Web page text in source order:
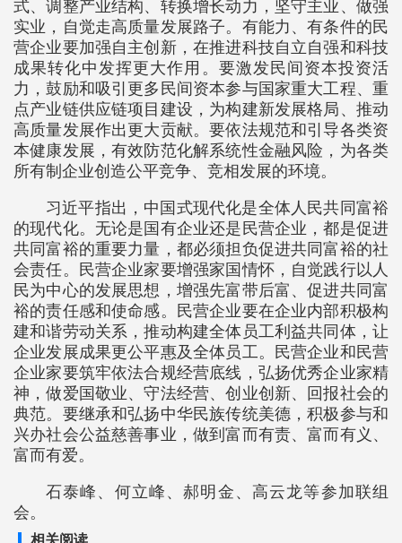
式、调整产业结构、转换增长动力，坚守主业、做强
实业，自觉走高质量发展路子。有能力、有条件的民
营企业要加强自主创新，在推进科技自立自强和科技
成果转化中发挥更大作用。要激发民间资本投资活
力，鼓励和吸引更多民间资本参与国家重大工程、重
点产业链供应链项目建设，为构建新发展格局、推动
高质量发展作出更大贡献。要依法规范和引导各类资
本健康发展，有效防范化解系统性金融风险，为各类
所有制企业创造公平竞争、竞相发展的环境。
习近平指出，中国式现代化是全体人民共同富裕
的现代化。无论是国有企业还是民营企业，都是促进
共同富裕的重要力量，都必须担负促进共同富裕的社
会责任。民营企业家要增强家国情怀，自觉践行以人
民为中心的发展思想，增强先富带后富、促进共同富
裕的责任感和使命感。民营企业要在企业内部积极构
建和谐劳动关系，推动构建全体员工利益共同体，让
企业发展成果更公平惠及全体员工。民营企业和民营
企业家要筑牢依法合规经营底线，弘扬优秀企业家精
神，做爱国敬业、守法经营、创业创新、回报社会的
典范。要继承和弘扬中华民族传统美德，积极参与和
兴办社会公益慈善事业，做到富而有责、富而有义、
富而有爱。
石泰峰、何立峰、郝明金、高云龙等参加联组
会。
相关阅读